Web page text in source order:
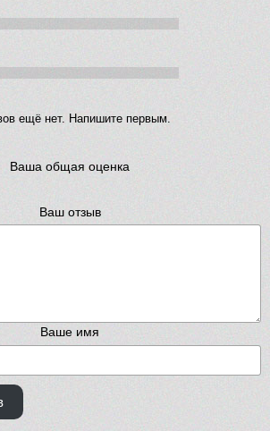
ещё нет. Напишите первым.
Ваша общая оценка
Ваш отзыв
Ваше имя